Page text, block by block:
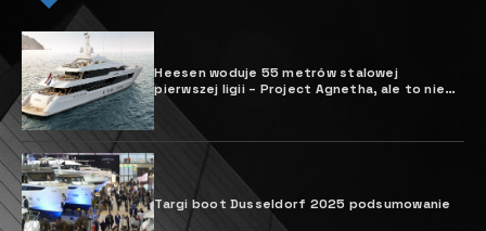
Heesen woduje 55 metrów stalowej
pierwszej ligii – Project Agnetha, ale to nie
koniec zabawy
Targi boot Dusseldorf 2025 podsumowanie